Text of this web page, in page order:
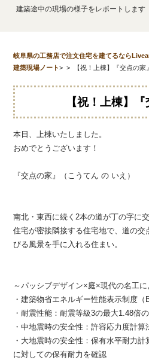
建築途中の現場の様子をレポートします
岐阜県の工務店で注文住宅を建てるなら
建築現場ノート> > 【祝！上棟】『交点の家
【祝！上棟】『
本日、上棟いたしました。
おめでとうございます！
『交点の家』（こうてん の いえ）
南北・東西に続く2本の道が丁の字に
住宅が密接隣接する住宅地で、道の
びる風景を手に入れる住まい。
～パッシブデザイン×庭×現代の名工に
・建築物省エネルギー性能表示制度
・耐震性能：耐震等級3の最大1.48倍
・中地震時の安全性：許容応力度計
・大地震時の安全性：保有水平耐力
に対しての保有耐力を確認